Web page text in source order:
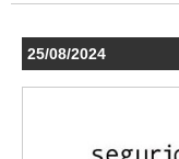
25/08/2024